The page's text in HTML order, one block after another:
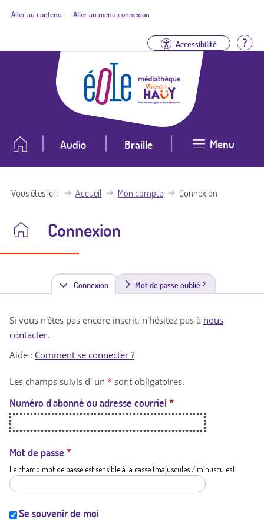
Aller au contenu Aller au menu connexion
Accessibilité
Audio Braille Menu
Vous êtes ici Accueil Mon compte Connexion
Connexion
Connexion(
n
t
a
t
i
Mot de passe oublié ?
Si vous n'êtes pas encore inscrit, n'hésitez pas à nous
contacter.
Aide : Comment se connecter ?
Les champs suivis d' un * sont obligatoires.
Numéro d'abonné ou adresse courriel *
Mot de passe *
Le champ mot de passe est sensible à la casse (majuscules / minuscules)
Se souvenir de moi